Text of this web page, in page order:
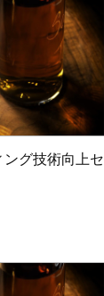
グ技術向上セ